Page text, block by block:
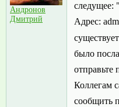
Андронов
Дмитрий
следущее:
Адрес:
было
отправьте
Коллегам
сообщить